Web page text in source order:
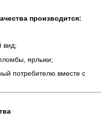
производится:
вид;
ярлыки;
потребителю вместе с